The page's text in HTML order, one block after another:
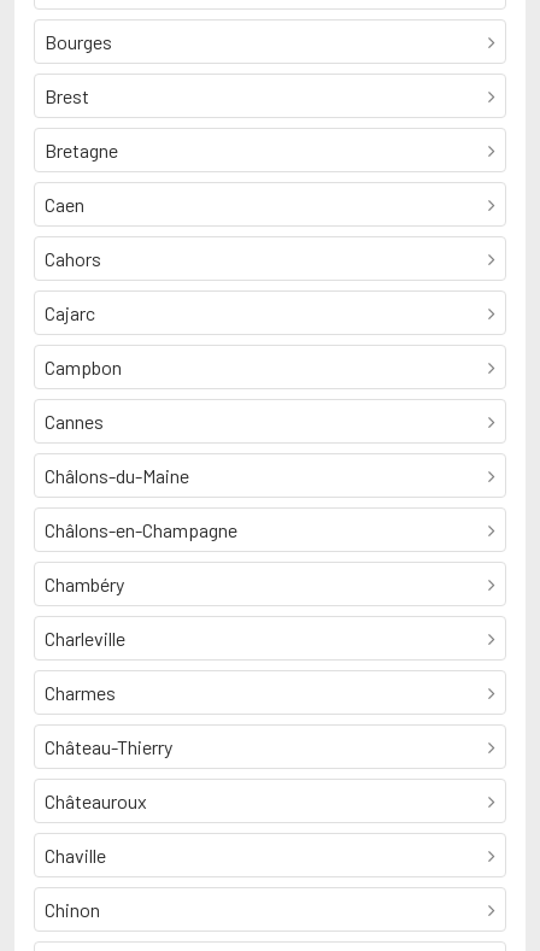
Bourges
Brest
Bretagne
Caen
Cahors
Cajarc
Campbon
Cannes
Châlons-du-Maine
Châlons-en-Champagne
Chambéry
Charleville
Charmes
Château-Thierry
Châteauroux
Chaville
Chinon